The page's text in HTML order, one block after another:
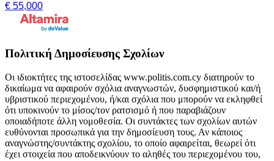
€ 55,000
Πολιτική Δημοσίευσης Σχολίων
Οι ιδιοκτήτες της ιστοσελίδας www.politis.com.cy διατηρούν το
δικαίωμα να αφαιρούν σχόλια αναγνωστών, δυσφημιστικού και/ή
υβριστικού περιεχομένου, ή/και σχόλια που μπορούν να εκληφθεί
ότι υποκινούν το μίσος/τον ρατσισμό ή που παραβιάζουν
οποιαδήποτε άλλη νομοθεσία. Οι συντάκτες των σχολίων αυτών
ευθύνονται προσωπικά για την δημοσίευση τους. Αν κάποιος
αναγνώστης/συντάκτης σχολίου, το οποίο αφαιρείται, θεωρεί ότι
έχει στοιχεία που αποδεικνύουν το αληθές του περιεχομένου του,